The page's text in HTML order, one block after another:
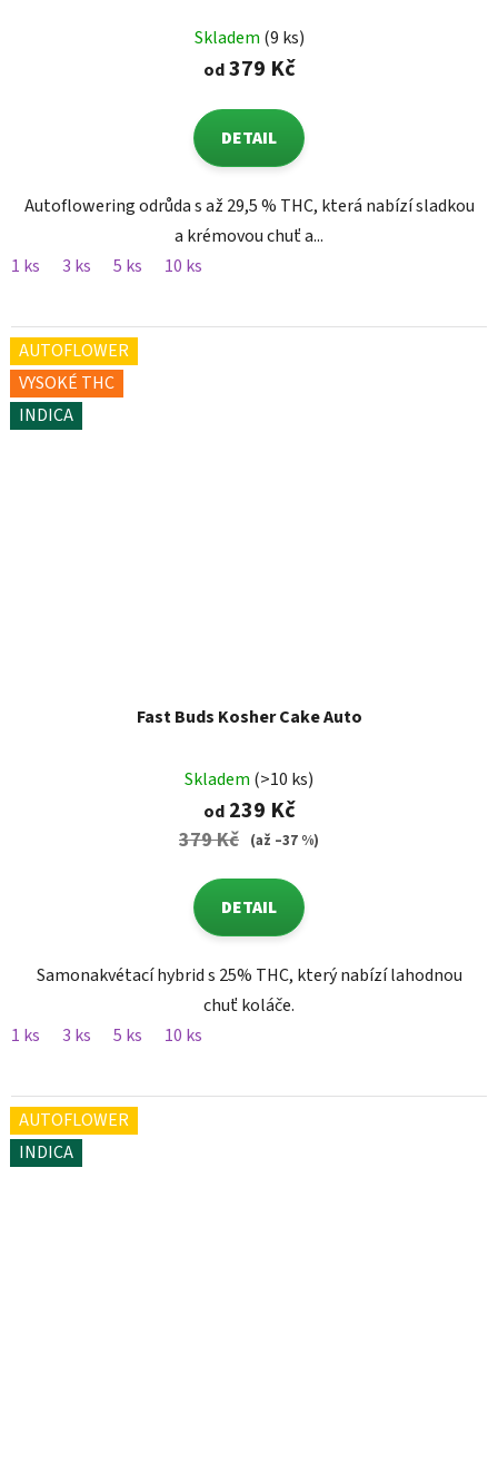
Skladem (9 ks)
od379 Kč
DETAIL
Autoflowering odrůda s až 29,5 % THC, která nabízí sladkou
a krémovou chuť a...
1 ks
3 ks 5 ks 10 ks
AUTOFLOWER
VYSOKÉ THC
INDICA
Fast Buds Kosher Cake Auto
Skladem (>10 ks)
od239 Kč
379 Kč (až –37 %)
DETAIL
Samonakvétací hybrid s 25% THC, který nabízí lahodnou
chuť koláče.
1 ks
3 ks 5 ks 10 ks
AUTOFLOWER
INDICA